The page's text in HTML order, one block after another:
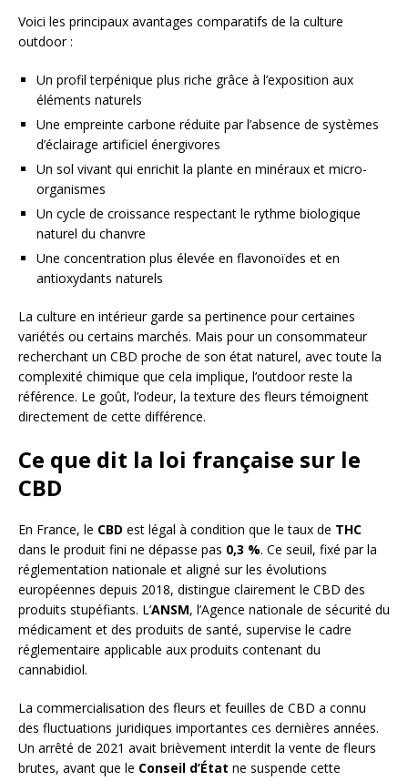
Voici les principaux avantages comparatifs de la culture
outdoor :
Un profil terpénique plus riche grâce à l’exposition aux
éléments naturels
Une empreinte carbone réduite par l’absence de systèmes
d’éclairage artificiel énergivores
Un sol vivant qui enrichit la plante en minéraux et micro-
organismes
Un cycle de croissance respectant le rythme biologique
naturel du chanvre
Une concentration plus élevée en flavonoïdes et en
antioxydants naturels
La culture en intérieur garde sa pertinence pour certaines
variétés ou certains marchés. Mais pour un consommateur
recherchant un CBD proche de son état naturel, avec toute la
complexité chimique que cela implique, l’outdoor reste la
référence. Le goût, l’odeur, la texture des fleurs témoignent
directement de cette différence.
Ce que dit la loi française sur le
CBD
En France, le CBD est légal à condition que le taux de THC
dans le produit fini ne dépasse pas 0,3 %. Ce seuil, fixé par la
réglementation nationale et aligné sur les évolutions
européennes depuis 2018, distingue clairement le CBD des
produits stupéfiants. L’ANSM, l’Agence nationale de sécurité du
médicament et des produits de santé, supervise le cadre
réglementaire applicable aux produits contenant du
cannabidiol.
La commercialisation des fleurs et feuilles de CBD a connu
des fluctuations juridiques importantes ces dernières années.
Un arrêté de 2021 avait brièvement interdit la vente de fleurs
brutes, avant que le Conseil d’État ne suspende cette